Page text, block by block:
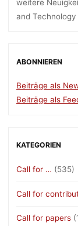
weitere
and Technology
ABONNIEREN
Beiträge als
Beiträge als
KATEGORIEN
Call for … (535)
Call for
Call for papers